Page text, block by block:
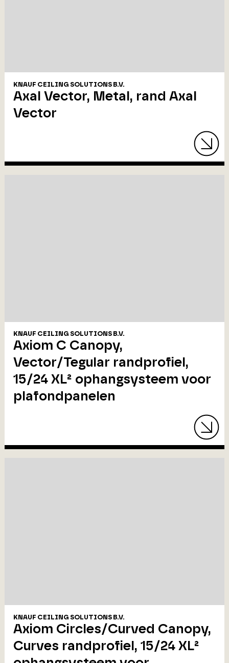
KNAUF CEILING SOLUTIONS B.V.
Axal Vector, Metal, rand Axal
Vector
KNAUF CEILING SOLUTIONS B.V.
Axiom C Canopy,
Vector/Tegular randprofiel,
15/24 XL² ophangsysteem voor
plafondpanelen
KNAUF CEILING SOLUTIONS B.V.
Axiom Circles/Curved Canopy,
Curves randprofiel, 15/24 XL²